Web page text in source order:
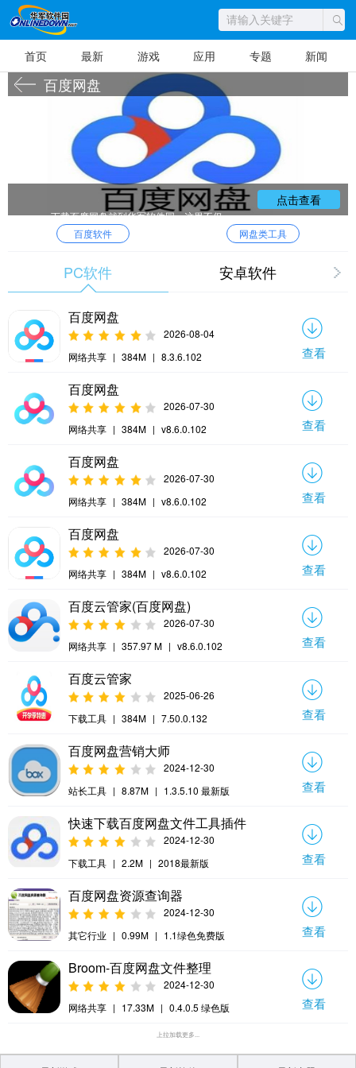
首页 最新 游戏 应用 专题 新闻
百度网盘
下载百度网盘就到华军软件园，这里不仅
为您提供最新版的百度网盘，还为您提供百度
网盘的同类软件下载，免费高速下载，一键绿
色安装，更多更好更安全的免费软件供您下
下载更多内容，尽在华军软件下载！
点击查看
百度软件 网盘类工具
PC软件 安卓软件
百度网盘
2026-08-04
网络共享 | 384M | 8.3.6.102 查看
百度网盘
2026-07-30
网络共享 | 384M | v8.6.0.102 查看
百度网盘
2026-07-30
网络共享 | 384M | v8.6.0.102 查看
百度网盘
2026-07-30
网络共享 | 384M | v8.6.0.102 查看
百度云管家(百度网盘)
2026-07-30
网络共享 | 357.97 M | v8.6.0.102 查看
百度云管家
2025-06-26
下载工具 | 384M | 7.50.0.132 查看
百度网盘营销大师
2024-12-30
站长工具 | 8.87M | 1.3.5.10 最新版 查看
快速下载百度网盘文件工具插件
2024-12-30
下载工具 | 2.2M | 2018最新版 查看
百度网盘资源查询器
2024-12-30
其它行业 | 0.99M | 1.1绿色免费版 查看
Broom-百度网盘文件整理
2024-12-30
网络共享 | 17.33M | 0.4.0.5 绿色版 查看
上拉加载更多...